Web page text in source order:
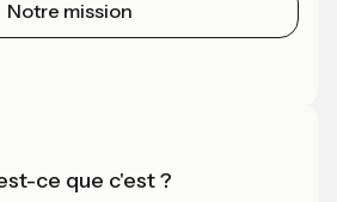
Notre mission
ce que c'est ?